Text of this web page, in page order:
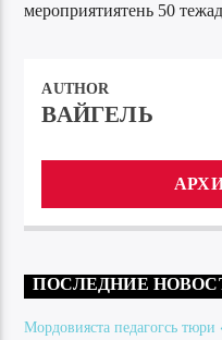
мероприятиятень 50
AUTHOR
ВАЙГЕЛЬ
ПОСЛЕДНИЕ
Мордовияста педагогсь тюри